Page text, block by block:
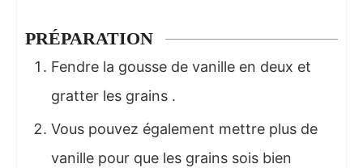
PRÉPARATION
Fendre la gousse de vanille en deux et
gratter les grains .
Vous pouvez également mettre plus de
vanille pour que les grains sois bien